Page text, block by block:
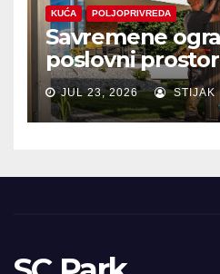
KUĆA POLJOPRIVREDA
Savremene
poslovni
JUL 23, 2026 STIJAK